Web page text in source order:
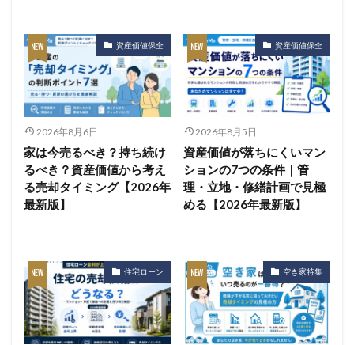
資産価値保全
2026年8月6日
家は今売るべき？持ち続け
るべき？資産価値から考え
る売却タイミング【2026年
最新版】
資産価値保全
2026年8月5日
資産価値が落ちにくいマン
ションの7つの条件｜管
理・立地・修繕計画で見極
める【2026年最新版】
住宅ローン 空き家特集